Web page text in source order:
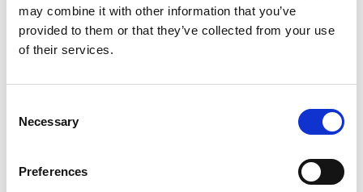
may combine it with other information that you’ve
provided to them or that they’ve collected from your use
of their services.
Selection
Necessary
Preferences